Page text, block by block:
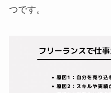
つです。